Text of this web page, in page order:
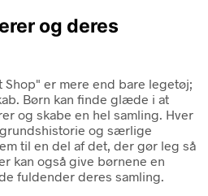
og deres
Shop" er mere end bare legetøj;
Børn kan finde glæde i at
og skabe en hel samling. Hver
og særlige
til en del af det, der gør leg så
kan også give børnene en
fuldender deres samling.